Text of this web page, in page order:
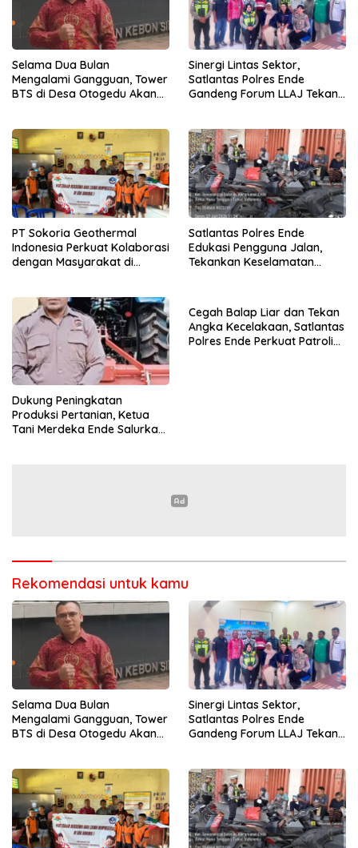
Selama Dua Bulan
Mengalami Gangguan, Tower
BTS di Desa Otogedu Akan
Sinergi Lintas Sektor,
Satlantas Polres Ende
Gandeng Forum LLAJ Tekan
PT Sokoria Geothermal
Indonesia Perkuat Kolaborasi
dengan Masyarakat di
Satlantas Polres Ende
Edukasi Pengguna Jalan,
Tekankan Keselamatan
Dukung Peningkatan
Produksi Pertanian, Ketua
Tani Merdeka Ende Salurkan
Cegah Balap Liar dan Tekan
Angka Kecelakaan, Satlantas
Polres Ende Perkuat Patroli
Rekomendasi untuk kamu
Selama Dua Bulan
Mengalami Gangguan, Tower
BTS di Desa Otogedu Akan
Sinergi Lintas Sektor,
Satlantas Polres Ende
Gandeng Forum LLAJ Tekan